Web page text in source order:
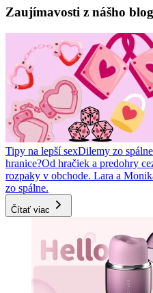
Zaujímavosti z nášho
Tipy na lepší sexDilemy zo
hranice?Od hračiek a predohry
rozpaky v obchode. Lara a
zo spálne.
Čítať viac